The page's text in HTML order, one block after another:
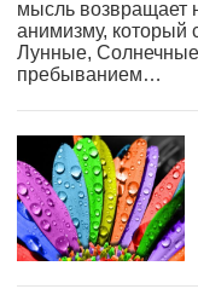
мысль возвращает
анимизму, который
Лунные,
пребыванием…